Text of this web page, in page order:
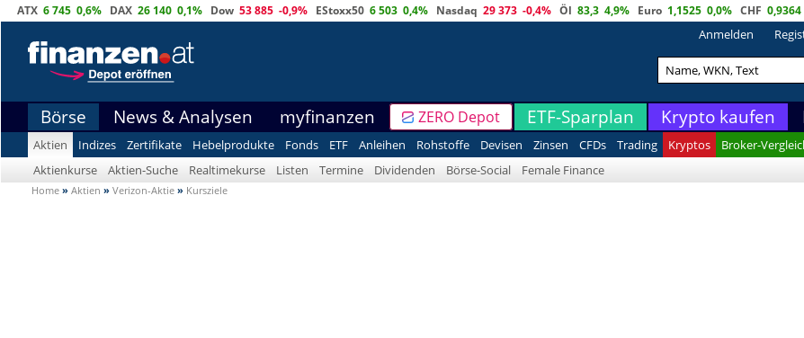
ATX 6 745 0,6% DAX 26 140 0,1% Dow 53 885 -0,9% EStoxx50 6 503 0,4% Nasdaq 29 373 -0,4% Öl 83,3 4,9% Euro 1,1525 0,0% CHF 0,9364
Anmelden
Börse News & Analysen myfinanzen ZERO Depot ETF-Sparplan Krypto kaufen
Aktien Indizes Zertifikate Hebelprodukte Fonds ETF Anleihen Rohstoffe Devisen Zinsen CFDs Trading Kryptos Broker-
Aktienkurse
Aktien-Suche Realtimekurse Listen Termine Dividenden Börse-Social Female Finance
Home » Aktien » Verizon-Aktie » Kursziele